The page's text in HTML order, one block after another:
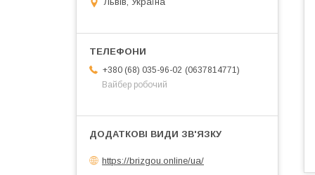
+380 (68) 035-96-02
0637814771
Вайбер робочий
https://brizgou.online/ua/